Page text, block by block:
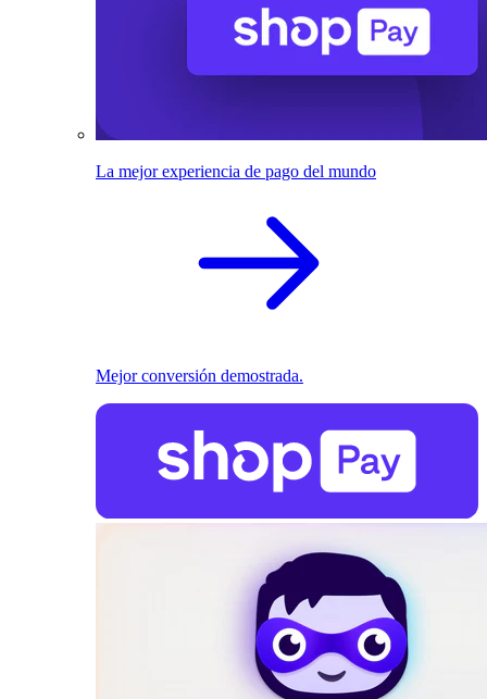
La mejor experiencia de pago del mundo
Mejor conversión demostrada.